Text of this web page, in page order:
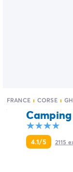
FRANCE CORSE
4.1/5 2115